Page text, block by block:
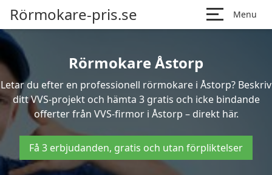
Rörmokare-pris.se Menu
Rörmokare Åstorp
Letar du efter en professionell rörmokare i Åstorp? Beskriv
ditt VVS-projekt och hämta 3 gratis och icke bindande
offerter från VVS-firmor i Åstorp – direkt här.
Få 3 erbjudanden, gratis och utan förpliktelser